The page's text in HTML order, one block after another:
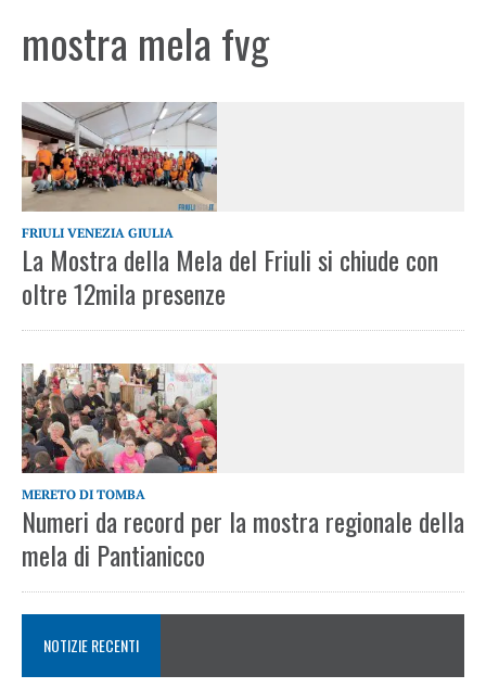
mostra mela fvg
FRIULI VENEZIA GIULIA
La Mostra della Mela del Friuli si chiude con
oltre 12mila presenze
MERETO DI TOMBA
Numeri da record per la mostra regionale della
mela di Pantianicco
NOTIZIE RECENTI